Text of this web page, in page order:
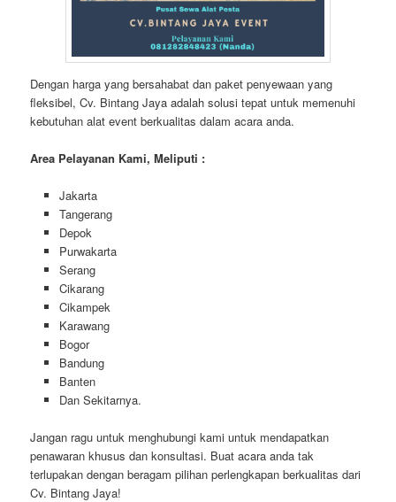
Dengan harga yang bersahabat dan paket penyewaan yang
fleksibel, Cv. Bintang Jaya adalah solusi tepat untuk memenuhi
kebutuhan alat event berkualitas dalam acara anda.
Area Pelayanan Kami, Meliputi :
Jakarta
Tangerang
Depok
Purwakarta
Serang
Cikarang
Cikampek
Karawang
Bogor
Bandung
Banten
Dan Sekitarnya.
Jangan ragu untuk menghubungi kami untuk mendapatkan
penawaran khusus dan konsultasi. Buat acara anda tak
terlupakan dengan beragam pilihan perlengkapan berkualitas dari
Cv. Bintang Jaya!